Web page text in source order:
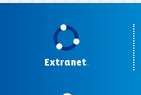
Extranet.